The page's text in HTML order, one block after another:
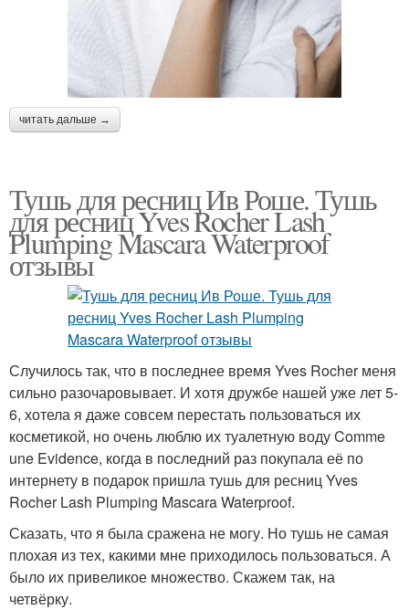
читать дальше →
Тушь для ресниц Ив Роше. Тушь
для ресниц Yves Rocher Lash
Plumping Mascara Waterproof
отзывы
Случилось так, что в последнее время Yves Rocher меня
сильно разочаровывает. И хотя дружбе нашей уже лет 5-
6, хотела я даже совсем перестать пользоваться их
косметикой, но очень люблю их туалетную воду Comme
une Evidence, когда в последний раз покупала её по
интернету в подарок пришла тушь для ресниц Yves
Rocher Lash Plumping Mascara Waterproof.
Сказать, что я была сражена не могу. Но тушь не самая
плохая из тех, какими мне приходилось пользоваться. А
было их привеликое множество. Скажем так, на
четвёрку.